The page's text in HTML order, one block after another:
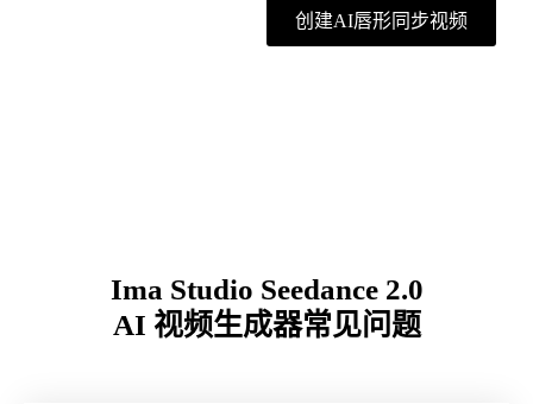
创建AI唇形同步视频
Ima Studio Seedance 2.0
AI 视频生成器常见问题